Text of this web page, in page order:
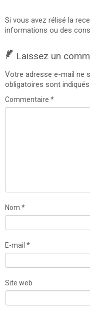
Si vous avez rélisé la
informations ou des
Laissez un
Votre adresse e-mail ne
obligatoires sont
Commentaire *
Nom *
E-mail *
Site web